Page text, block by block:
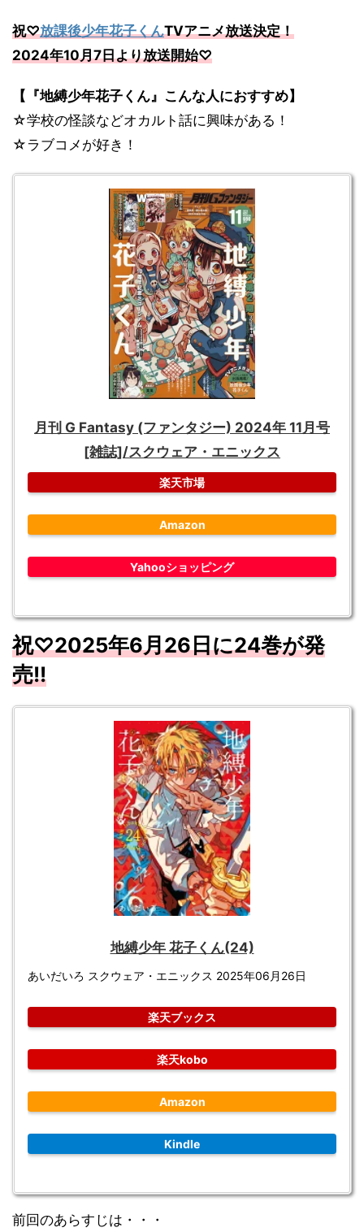
祝♡放課後少年花子くんTVアニメ放送決定！
2024年10月7日より放送開始♡
【『地縛少年花子くん』こんな人におすすめ】
☆学校の怪談などオカルト話に興味がある！
☆ラブコメが好き！
月刊 G Fantasy (ファンタジー) 2024年 11月号
[雑誌]/スクウェア・エニックス
楽天市場
Amazon
Yahooショッピング
祝♡2025年6月26日に24巻が発
売!!
地縛少年 花子くん(24)
あいだいろ スクウェア・エニックス 2025年06月26日
楽天ブックス
楽天kobo
Amazon
Kindle
前回のあらすじは・・・